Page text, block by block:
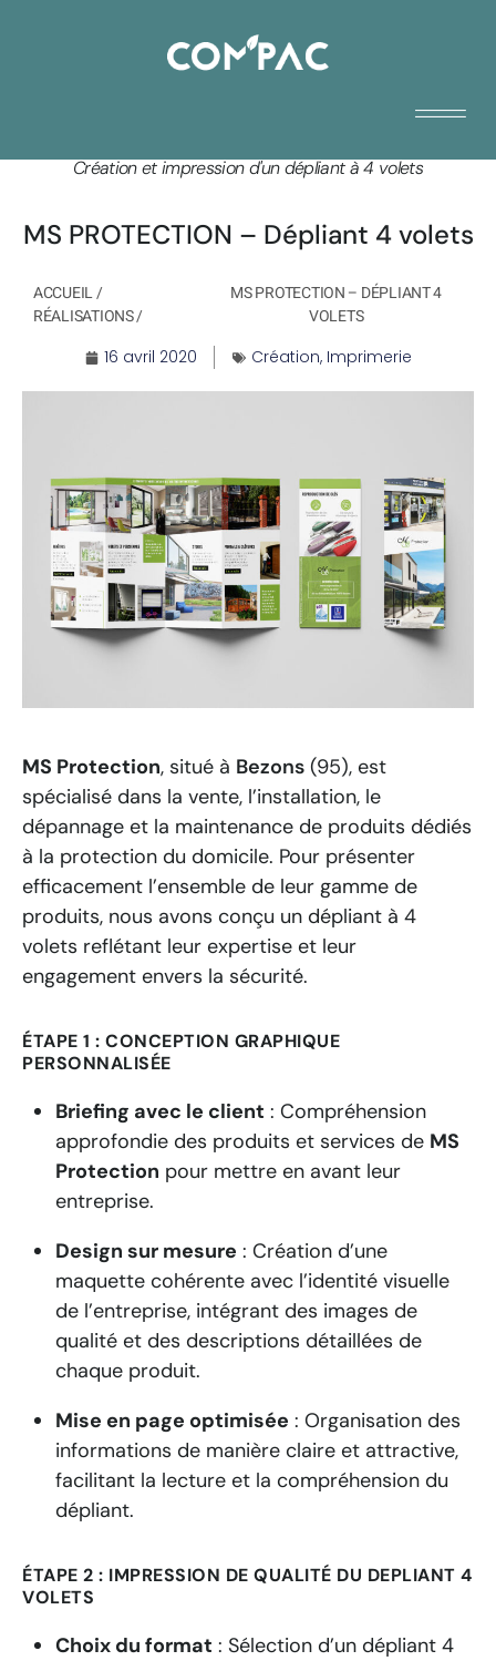
Création et impression d'un dépliant à 4 volets
MS PROTECTION – Dépliant 4 volets
ACCUEIL/
RÉALISATIONS/
MS PROTECTION – DÉPLIANT 4
VOLETS
16 avril 2020 Création, Imprimerie
MS Protection, situé à Bezons (95), est
spécialisé dans la vente, l’installation, le
dépannage et la maintenance de produits dédiés
à la protection du domicile. Pour présenter
efficacement l’ensemble de leur gamme de
produits, nous avons conçu un dépliant à 4
volets reflétant leur expertise et leur
engagement envers la sécurité.
ÉTAPE 1 : CONCEPTION GRAPHIQUE
PERSONNALISÉE
Briefing avec le client : Compréhension
approfondie des produits et services de MS
Protection pour mettre en avant leur
entreprise.
Design sur mesure : Création d’une
maquette cohérente avec l’identité visuelle
de l’entreprise, intégrant des images de
qualité et des descriptions détaillées de
chaque produit.
Mise en page optimisée : Organisation des
informations de manière claire et attractive,
facilitant la lecture et la compréhension du
dépliant.
ÉTAPE 2 : IMPRESSION DE QUALITÉ DU DEPLIANT 4
VOLETS
Choix du format : Sélection d’un dépliant 4